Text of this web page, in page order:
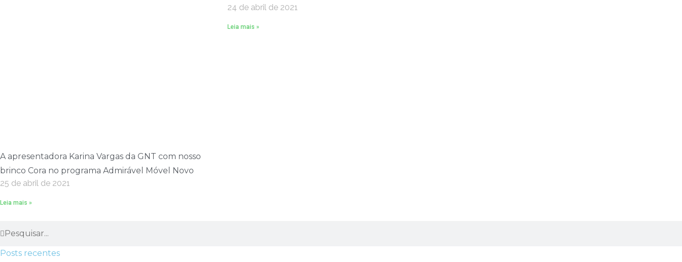
A apresentadora Karina Vargas da GNT com nosso
brinco Cora no programa Admirável Móvel Novo
25 de abril de 2021
Leia mais »
24 de abril de 2021
Leia mais »
Posts recentes